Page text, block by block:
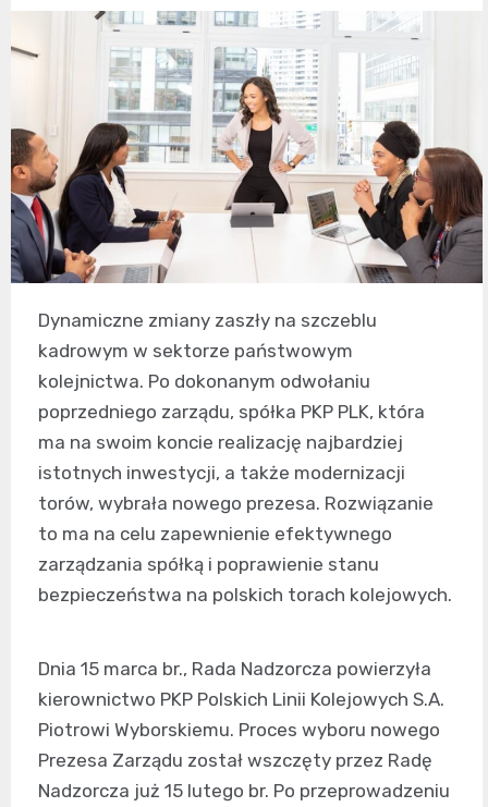
Dynamiczne zmiany zaszły na szczeblu
kadrowym w sektorze państwowym
kolejnictwa. Po dokonanym odwołaniu
poprzedniego zarządu, spółka PKP PLK, która
ma na swoim koncie realizację najbardziej
istotnych inwestycji, a także modernizacji
torów, wybrała nowego prezesa. Rozwiązanie
to ma na celu zapewnienie efektywnego
zarządzania spółką i poprawienie stanu
bezpieczeństwa na polskich torach kolejowych.
Dnia 15 marca br., Rada Nadzorcza powierzyła
kierownictwo PKP Polskich Linii Kolejowych S.A.
Piotrowi Wyborskiemu. Proces wyboru nowego
Prezesa Zarządu został wszczęty przez Radę
Nadzorcza już 15 lutego br. Po przeprowadzeniu